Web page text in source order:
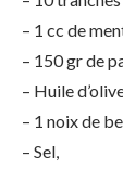
– 1 cc de
– 150 gr de
– Huile
– 1 noix de
– Sel,